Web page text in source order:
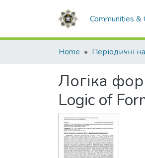
Communities &
Home
Логіка
Logic of